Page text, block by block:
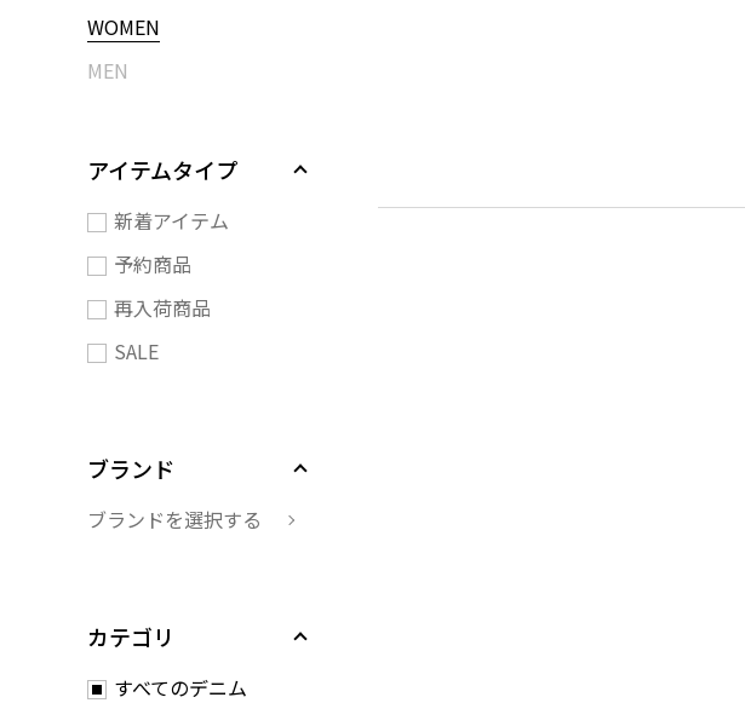
WOMEN
MEN
アイテムタイプ
新着アイテム
予約商品
再入荷商品
SALE
ブランド
ブランドを選択する
カテゴリ
すべてのデニム